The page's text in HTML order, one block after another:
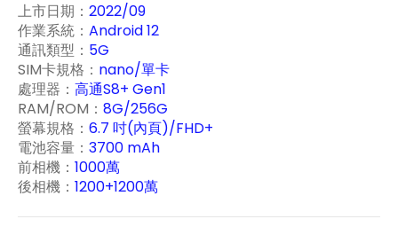
上市日期： 2022/09
作業系統： Android 12
通訊類型： 5G
SIM卡規格： nano/單卡
處理器： 高通S8+ Gen1
RAM/ROM： 8G/256G
螢幕規格： 6.7 吋(內頁)/FHD+
電池容量： 3700 mAh
前相機： 1000萬
後相機： 1200+1200萬